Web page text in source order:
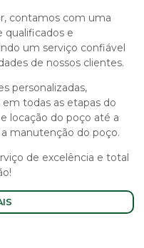
contamos com uma
qualificados e
um serviço confiável
de nossos clientes.
personalizadas,
todas as etapas do
locação do poço até a
manutenção do poço.
de excelência e total